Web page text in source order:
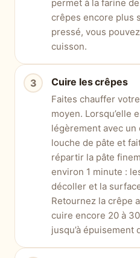
permet à la farine
crêpes encore plus
pressé, vous
cuisson.
Cuire les crêpes
Faites chauffer
moyen. Lorsqu’elle
légèrement avec
louche de pâte et
répartir la pâte
environ 1 minute :
décoller et la
Retournez la crêpe
cuire encore 20 à
jusqu’à épuisement